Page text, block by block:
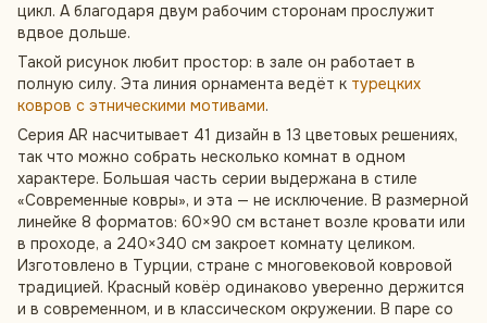
цикл. А благодаря двум рабочим сторонам прослужит
вдвое дольше.
Такой рисунок любит простор: в зале он работает в
полную силу. Эта линия орнамента ведёт к турецких
ковров с этническими мотивами.
Серия AR насчитывает 41 дизайн в 13 цветовых решениях,
так что можно собрать несколько комнат в одном
характере. Большая часть серии выдержана в стиле
«Современные ковры», и эта — не исключение. В размерной
линейке 8 форматов: 60×90 см встанет возле кровати или
в проходе, а 240×340 см закроет комнату целиком.
Изготовлено в Турции, стране с многовековой ковровой
традицией. Красный ковёр одинаково уверенно держится
и в современном, и в классическом окружении. В паре со